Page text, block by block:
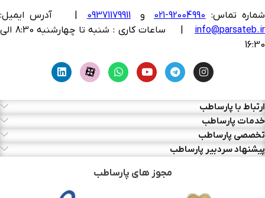
شماره تماس: 92004990-021 و 09371179911
آدرس ایمیل:
info@parsateb.ir
| ساعات کاری : شنبه تا چهارشنبه 8:30 الی
16:30
ارتباط با پارساطب
خدمات پارساطب
تخصصی پارساطب
پیشنهاد سردبیر پارساطب
مجوز های پارساطب